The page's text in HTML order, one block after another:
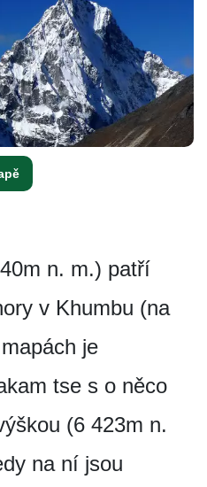
n. m.) patří
v Khumbu (na
je
tse s o něco
(6 423m n.
na ní jsou